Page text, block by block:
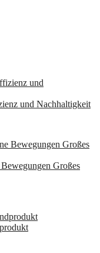
und Nachhaltigkeit
Großes